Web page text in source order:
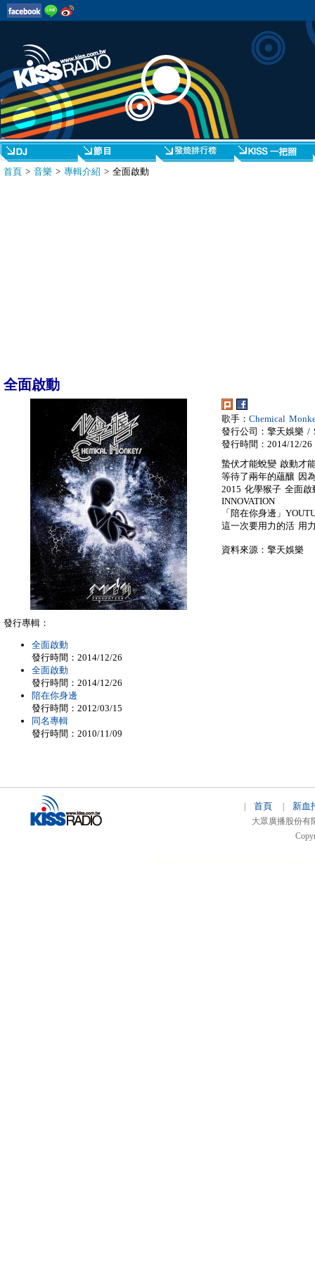
首頁 > 音樂 > 專輯介紹 > 全面啟動
全面啟動
歌手： Chemical
發行公司：擎天娛樂 /
發行時間：2014/12/26
蟄伏才能蛻變 啟動才
等待了兩年的蘊釀 因
2015 化學猴子 全面啟
INNOVATION
「陪在你身邊」
這一次要用力的活 用
資料來源：擎天娛樂
發行專輯：
全面啟動
發行時間：2014/12/26
全面啟動
發行時間：2014/12/26
陪在你身邊
發行時間：2012/03/15
同名專輯
發行時間：2010/11/09
| 首頁| 新血
大眾廣播股份有